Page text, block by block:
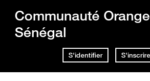
Communauté Orange
Sénégal
S'identifier S'inscrire